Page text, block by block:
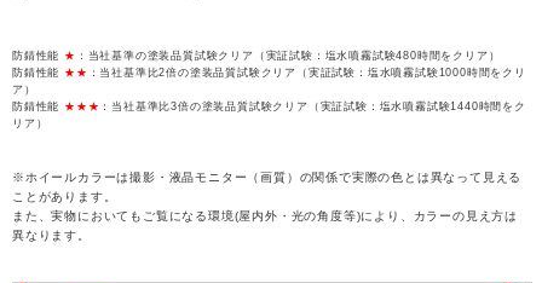
防錆性能 ★ ：当社基準の塗装品質試験クリア（実証試験：塩水噴霧試験480時間をクリア）
防錆性能 ★★ ：当社基準比2倍の塗装品質試験クリア（実証試験：塩水噴霧試験1000時間をクリ
ア）
防錆性能 ★★★ ：当社基準比3倍の塗装品質試験クリア（実証試験：塩水噴霧試験1440時間をク
リア）
※ホイールカラーは撮影・液晶モニター（画質）の関係で実際の色とは異なって見える
ことがあります。
また、実物においてもご覧になる環境(屋内外・光の角度等)により、カラーの見え方は
異なります。